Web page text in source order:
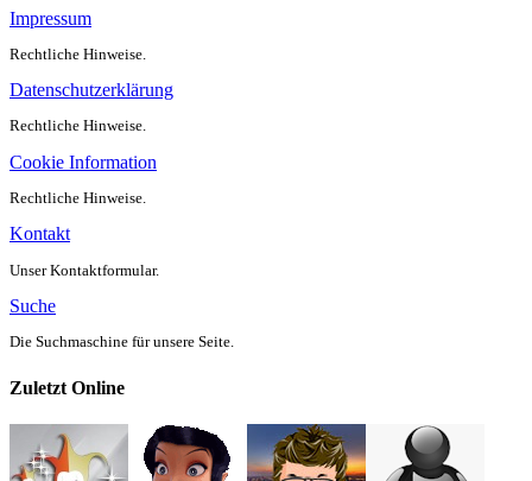
Impressum
Rechtliche Hinweise.
Datenschutzerklärung
Rechtliche Hinweise.
Cookie Information
Rechtliche Hinweise.
Kontakt
Unser Kontaktformular.
Suche
Die Suchmaschine für unsere Seite.
Zuletzt Online